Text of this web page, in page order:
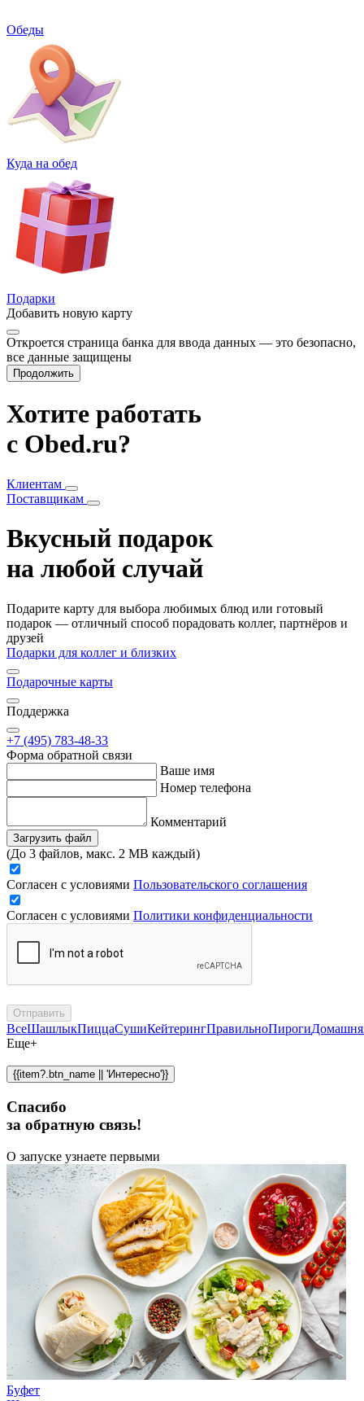
Обеды
Куда на обед
Подарки
Добавить новую карту
Откроется страница банка для ввода данных — это безопасно,
все данные защищены
Продолжить
Хотите работать
с Obed.ru?
Клиентам
Поставщикам
Вкусный подарок
на любой случай
Подарите карту для выбора любимых блюд или готовый
подарок — отличный способ порадовать коллег, партнёров и
друзей
Подарки для коллег и близких
Подарочные карты
Поддержка
+7 (495) 783-48-33
Форма обратной связи
Ваше имя
Номер телефона
Комментарий
Загрузить файл
(До 3 файлов, макс. 2 MB каждый)
Согласен с условиями Пользовательского соглашения
Согласен с условиями Политики конфиденциальности
Отправить
ВсеШашлыкПиццаСушиКейтерингПравильноПироги
Еще+
{{item?.btn_name || 'Интересно'}}
Спасибо
за обратную связь!
О запуске узнаете первыми
Буфет